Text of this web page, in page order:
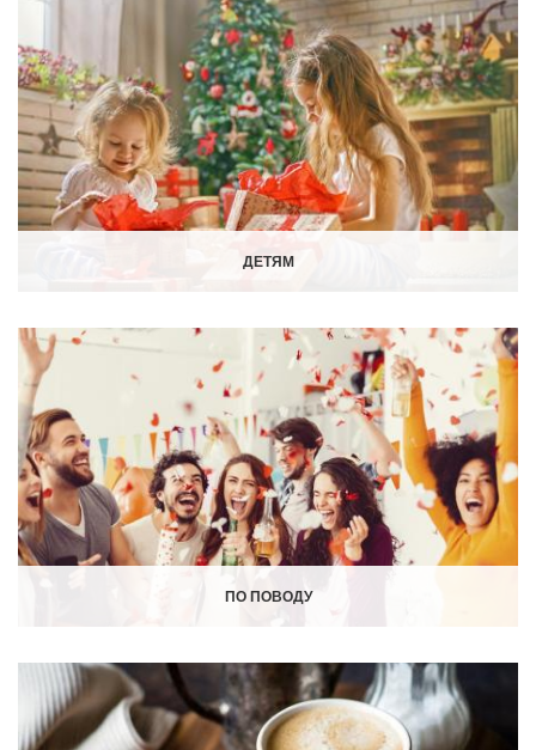
ДЕТЯМ
ПО ПОВОДУ